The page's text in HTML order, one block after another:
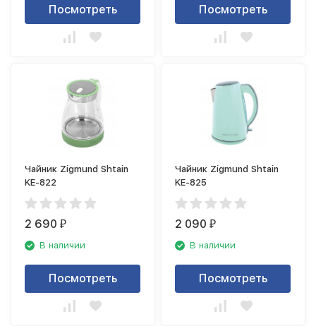
Посмотреть Посмотреть
Чайник Zigmund Shtain
KE-822
2 690₽
В наличии
Посмотреть
Чайник Zigmund Shtain
KE-825
2 090₽
В наличии
Посмотреть